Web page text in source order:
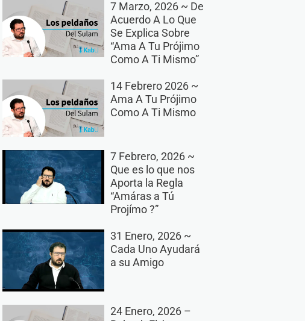
7 Marzo, 2026 ~ De
Acuerdo A Lo Que
Se Explica Sobre
“Ama A Tu Prójimo
Como A Ti Mismo”
14 Febrero 2026 ~
Ama A Tu Prójimo
Como A Ti Mismo
7 Febrero, 2026 ~
Que es lo que nos
Aporta la Regla
“Amáras a Tú
Projímo ?”
31 Enero, 2026 ~
Cada Uno Ayudará
a su Amigo
24 Enero, 2026 –